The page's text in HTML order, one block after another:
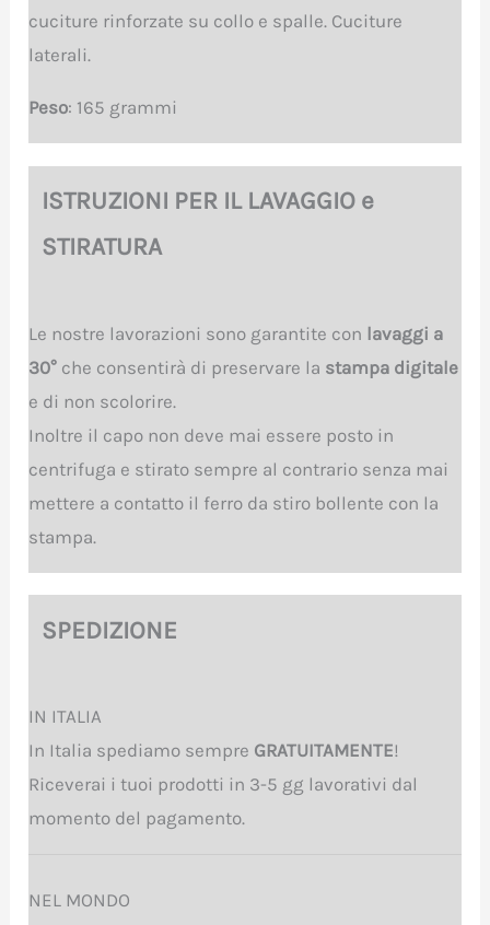
cuciture rinforzate su collo e spalle. Cuciture
laterali.
Peso: 165 grammi
ISTRUZIONI PER IL LAVAGGIO e
STIRATURA
Le nostre lavorazioni sono garantite con lavaggi a
30° che consentirà di preservare la stampa digitale
e di non scolorire.
Inoltre il capo non deve mai essere posto in
centrifuga e stirato sempre al contrario senza mai
mettere a contatto il ferro da stiro bollente con la
stampa.
SPEDIZIONE
IN ITALIA
In Italia spediamo sempre GRATUITAMENTE!
Riceverai i tuoi prodotti in 3-5 gg lavorativi dal
momento del pagamento.
NEL MONDO